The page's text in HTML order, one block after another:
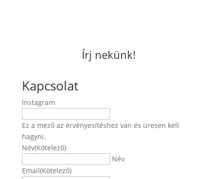
Írj nekünk!
Kapcsolat
Instagram
Ez a mező az érvényesítéshez van és üresen kell
hagyni.
Név(Kötelező)
Név
Email(Kötelező)